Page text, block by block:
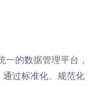
一的数据管理平台，
通过标准化、规范化